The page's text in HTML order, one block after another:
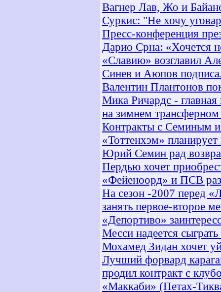
Вагнер Лав, Жо и
Суркис: "Не хочу
Пресс-конференция
Дарио Срна: «Хочется
«Славию» возглавил
Синев и Аюпов
Валентин Плантонов
Мика Ричардс - главная
на зимнем
Контракты с Семиным
«Тоттенхэм»
Юрий Семин рад
Пердью хочет
«Фейеноорд» и ПСВ
На сезон -2007 перед
занять первое-второе
«Депортиво»
Месси надеется
Мохамед Зидан хочет
Лучший форвард
продил контракт с
«Маккаби» (Петах-